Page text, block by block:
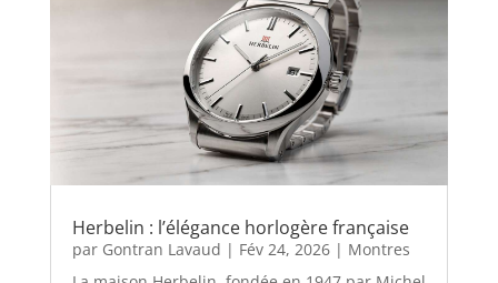
Herbelin : l’élégance horlogère française
par Gontran Lavaud | Fév 24, 2026| Montres